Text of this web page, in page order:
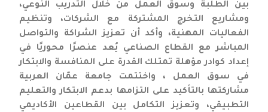
بين الطلبة وسوق العمل من خلال التدريب النوعي،
ومشاريع التخرج المشتركة مع الشركات، وتنظيم
الفعاليات المهنية، وأكد أن تعزيز الشراكة والتواصل
المباشر مع القطاع الصناعي يُعد عنصرًا محوريًا في
إعداد كوادر مؤهلة تمتلك القدرة على المنافسة والابتكار
في سوق العمل ، واختتمت جامعة عمّان العربية
مشاركتها بالتأكيد على التزامها بدعم الابتكار والتعليم
التطبيقي، وتعزيز التكامل بين القطاعين الأكاديمي